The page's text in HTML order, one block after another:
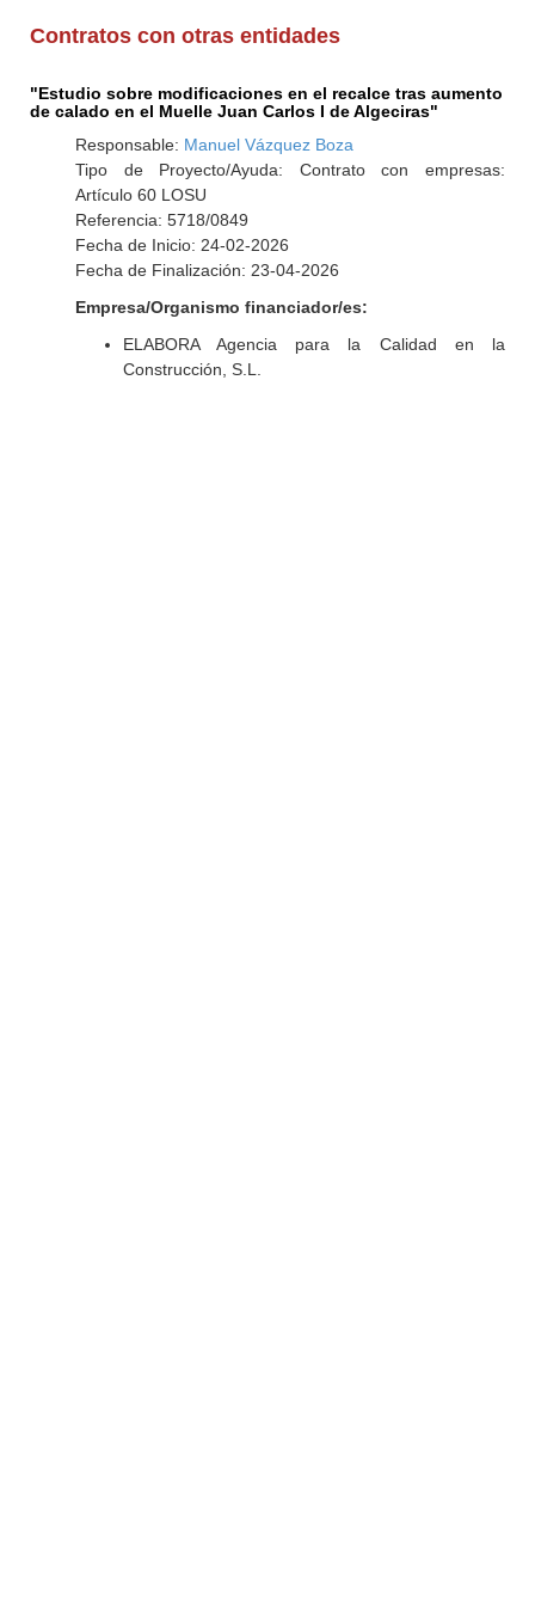
Contratos con otras entidades
"Estudio sobre modificaciones en el recalce tras aumento
de calado en el Muelle Juan Carlos I de Algeciras"
Responsable: Manuel Vázquez Boza
Tipo de Proyecto/Ayuda: Contrato con empresas:
Artículo 60 LOSU
Referencia: 5718/0849
Fecha de Inicio: 24-02-2026
Fecha de Finalización: 23-04-2026
Empresa/Organismo financiador/es:
ELABORA Agencia para la Calidad en la
Construcción, S.L.